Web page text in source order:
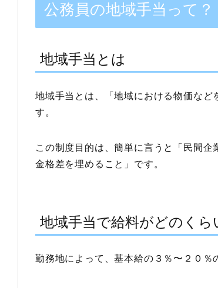
公務員の地域手当って？
地域手当とは
地域手当とは、 「地域における物価な
す。
この制度目的は、簡単に言うと
「民間
金格差を埋めること」 です。
地域手当で給料がどのくら
勤務地によって、基本給の３％〜２０％